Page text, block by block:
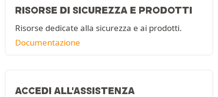
RISORSE DI SICUREZZA E PRODOTTI
Risorse dedicate alla sicurezza e ai prodotti.
Documentazione
ACCEDI ALL'ASSISTENZA